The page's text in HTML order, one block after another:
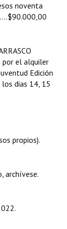
noventa
por el alquiler
Edición
dias 14, 15
propios).
archívese.